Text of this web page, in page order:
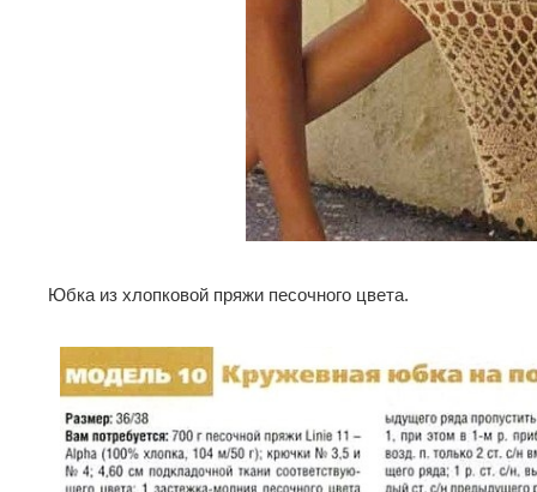
Юбка из хлопковой пряжи песочного цвета.